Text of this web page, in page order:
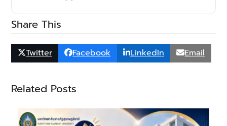
Share This
Twitter Facebook LinkedIn Email
Related Posts